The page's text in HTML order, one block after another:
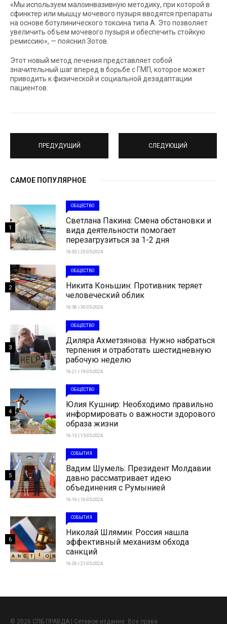
«Мы используем малоинвазивную методику, при которой в
сфинктер или мышцу мочевого пузыря вводятся препараты
на основе ботулинического токсина типа А. Это позволяет
увеличить объем мочевого пузыря и обеспечить стойкую
ремиссию», — пояснил Зотов.
Этот новый метод лечения представляет собой
значительный шаг вперед в борьбе с ГМП, которое может
приводить к физической и социальной дезадаптации
пациентов.
ПРЕДУДУЩИЙ СЛЕДУЮЩИЙ
САМОЕ ПОПУЛЯРНОЕ
ОБЩЕСТВО
Светлана Пакина: Смена обстановки и
вида деятельности помогает
перезагрузиться за 1-2 дня
16:30 | 23-05-2024
1
ОБЩЕСТВО
Никита Коньшин: Противник теряет
человеческий облик
16:56 | 30-05-2024
2
ОБЩЕСТВО
Диляра Ахметзянова: Нужно набраться
терпения и отработать шестидневную
рабочую неделю
16:21 | 19-05-2024
3
ОБЩЕСТВО
Юлия Кушнир: Необходимо правильно
информировать о важности здорового
образа жизни
16:13 | 15-05-2024
4
СОБЫТИЯ
Вадим Шумель: Президент Молдавии
давно рассматривает идею
объединения с Румынией
16:16 | 16-05-2024
5
СОБЫТИЯ
Николай Шлямин: Россия нашла
эффективный механизм обхода
санкций
16:26 | 21-05-2024
6
© 2026 СПБ ПРАВДА | Сетевое издание. Все права